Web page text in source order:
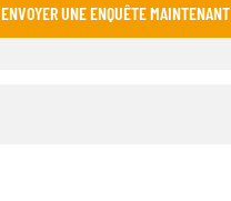
ENVOYER UNE ENQUÊTE MAINTENANT